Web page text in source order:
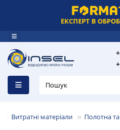
ЕКСПЕРТ В
Витратні матеріали Полотна